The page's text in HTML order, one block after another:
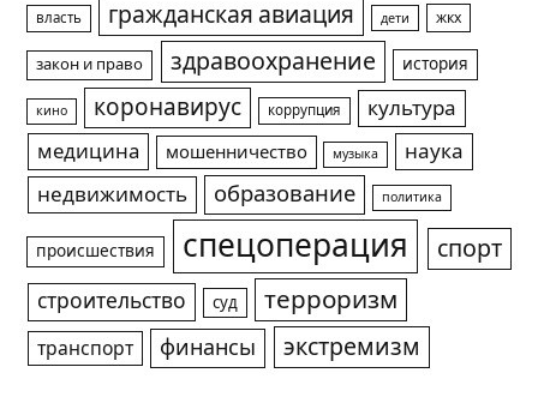
власть гражданская авиация дети жкх
закон и право здравоохранение история
кино коронавирус коррупция
культура
медицина
мошенничество музыка
наука
недвижимость
образование политика
происшествия спецоперация спорт
строительство суд терроризм
транспорт финансы экстремизм